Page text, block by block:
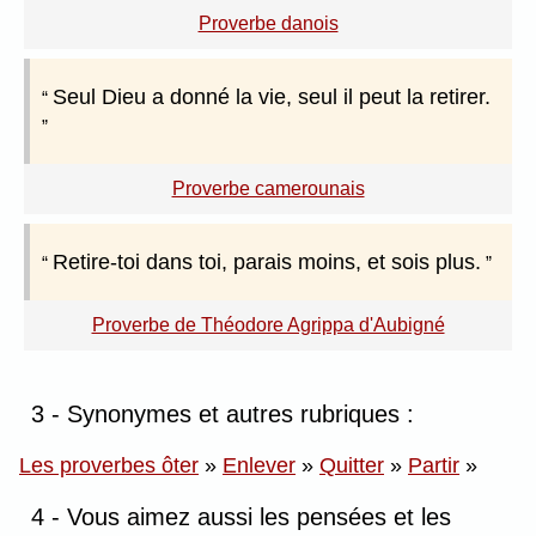
Proverbe danois
Seul Dieu a donné la vie, seul il peut la retirer.
Proverbe camerounais
Retire-toi dans toi, parais moins, et sois plus.
Proverbe de Théodore Agrippa d'Aubigné
3 - Synonymes et autres rubriques :
Les proverbes ôter » Enlever » Quitter » Partir »
4 - Vous aimez aussi les pensées et les